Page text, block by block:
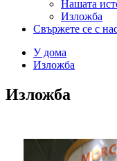
Нашата
Изложба
Свържете се с
У дома
Изложба
Изложба